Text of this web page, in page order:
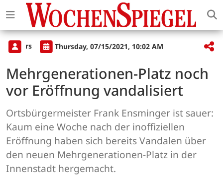
rs Thursday, 07/15/2021, 10:02 AM
Mehrgenerationen-Platz noch
vor Eröffnung vandalisiert
Ortsbürgermeister Frank Ensminger ist sauer:
Kaum eine Woche nach der inoffiziellen
Eröffnung haben sich bereits Vandalen über
den neuen Mehrgenerationen-Platz in der
Innenstadt hergemacht.